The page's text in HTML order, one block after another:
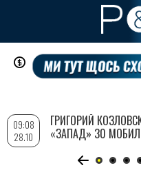
Перейти
содержанию
09:08
28.10
ГРИГОРИЙ
«ЗАПАД» 30